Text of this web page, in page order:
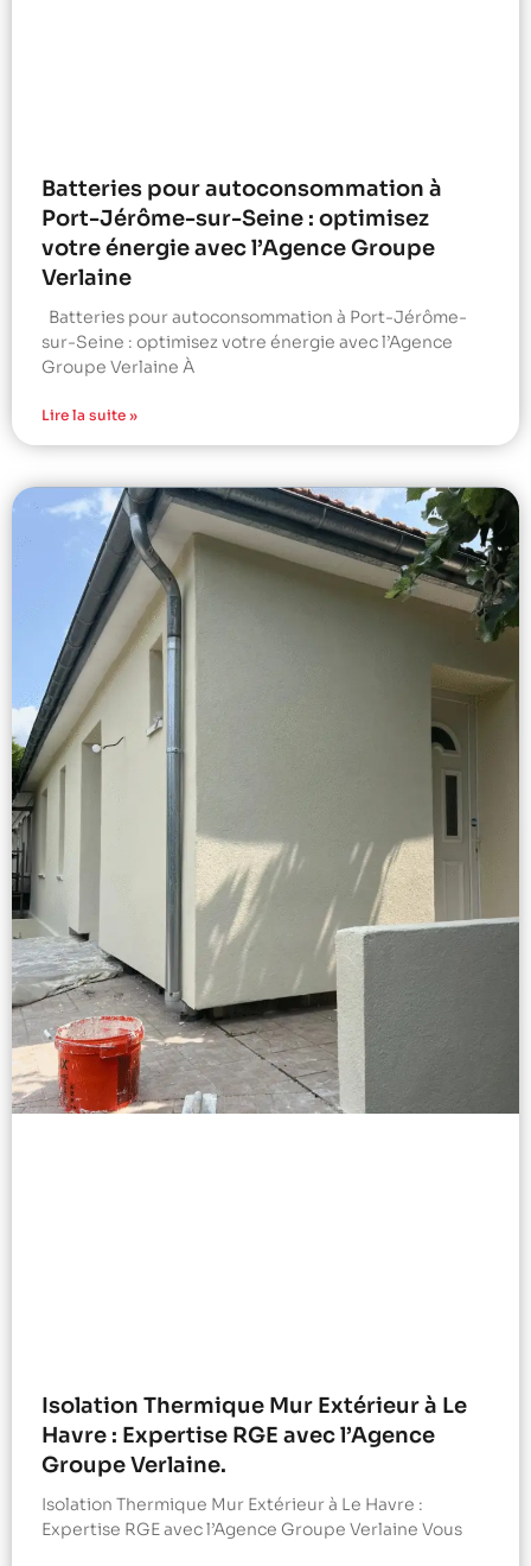
Batteries pour autoconsommation à
Port-Jérôme-sur-Seine : optimisez
votre énergie avec l’Agence Groupe
Verlaine
Batteries pour autoconsommation à Port-Jérôme-
sur-Seine : optimisez votre énergie avec l’Agence
Groupe Verlaine À
Lire la suite »
Isolation Thermique Mur Extérieur à Le
Havre : Expertise RGE avec l’Agence
Groupe Verlaine.
Isolation Thermique Mur Extérieur à Le Havre :
Expertise RGE avec l’Agence Groupe Verlaine Vous